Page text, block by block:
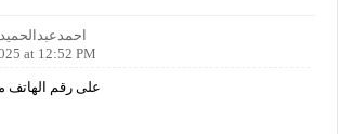
at 12:52 PM
على رقم